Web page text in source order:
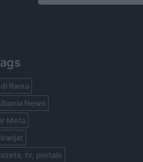
Search
Rama
News
Meta
tv, portale